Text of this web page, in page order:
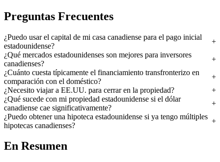
Preguntas Frecuentes
¿Puedo usar el capital de mi casa canadiense para el pago inicial
estadounidense?
¿Qué mercados estadounidenses son mejores para inversores
canadienses?
¿Cuánto cuesta típicamente el financiamiento transfronterizo en
comparación con el doméstico?
¿Necesito viajar a EE.UU. para cerrar en la propiedad?
¿Qué sucede con mi propiedad estadounidense si el dólar
canadiense cae significativamente?
¿Puedo obtener una hipoteca estadounidense si ya tengo múltiples
hipotecas canadienses?
En Resumen